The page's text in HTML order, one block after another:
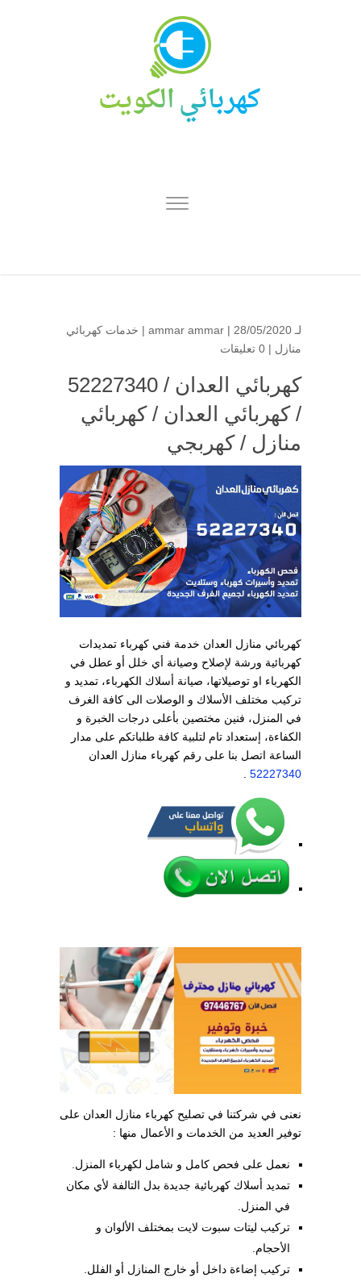
لـ ammar ammar | 28/05/2020 |
خدمات كهربائي
منازل | 0 تعليقات
كهربائي العدان / 52227340
/ كهربائي العدان / كهربائي
منازل / كهربجي
كهربائي منازل العدان خدمة فني كهرباء تمديدات
كهربائية ورشة لإصلاح وصيانة أي خلل أو عطل في
الكهرباء او توصيلاتها، صيانة أسلاك الكهرباء، تمديد و
تركيب مختلف الأسلاك و الوصلات الى كافة الغرف
في المنزل، فنين مختصين بأعلى درجات الخبرة و
الكفاءة، إستعداد تام لتلبية كافة طلباتكم على مدار
الساعة اتصل بنا على رقم كهرباء منازل العدان
52227340
نعنى في شركتنا في تصليح كهرباء منازل العدان على
توفير العديد من الخدمات و الأعمال منها :
نعمل على فحص كامل و شامل لكهرباء المنزل.
تمديد أسلاك كهربائية جديدة بدل التالفة لأي مكان
في المنزل.
تركيب ليتات سبوت لايت بمختلف الألوان و
الأحجام.
تركيب إضاءة داخل أو خارج المنازل أو الفلل.